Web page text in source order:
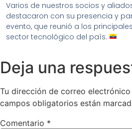
Varios de nuestros socios y
destacaron con su presencia y
evento, que reunió a los
sector tecnológico del país.
Deja una
Tu dirección de correo
campos obligatorios están
Comentario *